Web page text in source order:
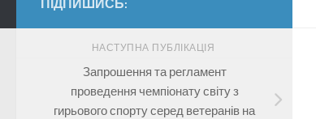
ПІДПИШИСЬ:
НАСТУПНА ПУБЛІКАЦІЯ
Запрошення та регламент
проведення чемпіонату світу з
гирьового спорту серед ветеранів на